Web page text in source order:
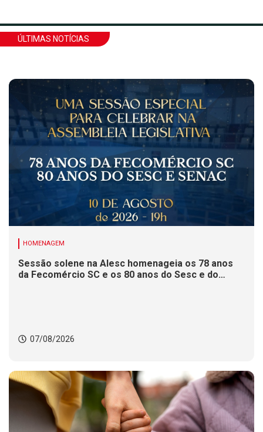
ÚLTIMAS NOTÍCIAS
HOMENAGEM
Sessão solene na Alesc homenageia os 78 anos
da Fecomércio SC e os 80 anos do Sesc e do
07/08/2026